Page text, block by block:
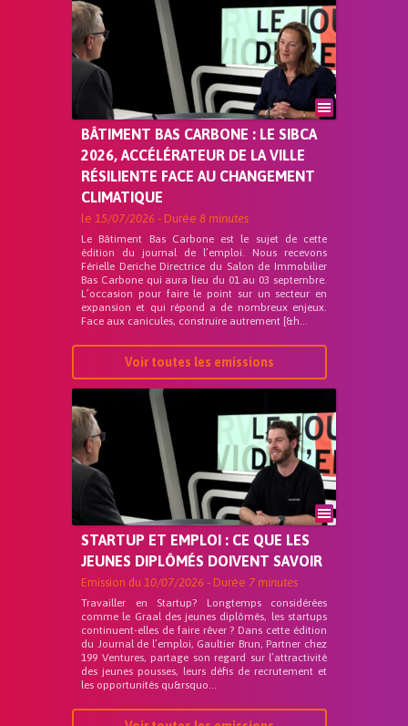
BÂTIMENT BAS CARBONE : LE SIBCA
2026, ACCÉLÉRATEUR DE LA VILLE
RÉSILIENTE FACE AU CHANGEMENT
CLIMATIQUE
le 15/07/2026 - Durée 8 minutes
Le Bâtiment Bas Carbone est le sujet de cette
édition du journal de l’emploi. Nous recevons
Férielle Deriche Directrice du Salon de Immobilier
Bas Carbone qui aura lieu du 01 au 03 septembre.
L’occasion pour faire le point sur un secteur en
expansion et qui répond a de nombreux enjeux.
Face aux canicules, construire autrement [&h...
Voir toutes les emissions
STARTUP ET EMPLOI : CE QUE LES
JEUNES DIPLÔMÉS DOIVENT SAVOIR
Emission du 10/07/2026 - Durée 7 minutes
Travailler en Startup? Longtemps considérées
comme le Graal des jeunes diplômés, les startups
continuent-elles de faire rêver ? Dans cette édition
du Journal de l’emploi, Gaultier Brun, Partner chez
199 Ventures, partage son regard sur l’attractivité
des jeunes pousses, leurs défis de recrutement et
les opportunités qu&rsquo...